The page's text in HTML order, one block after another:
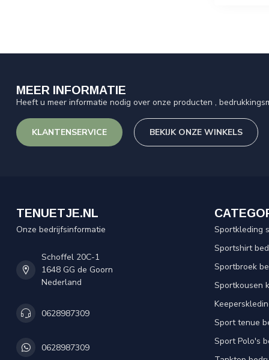
MEER INFORMATIE
Heeft u meer informatie nodig over onze producten ,
KLANTENSERVICE BEKIJK ONZE WINKELS
TENUETJE.NL
Onze bedrijfsinformatie
Schoffel 20C-1
1648 GG de Goorn
Nederland
0628987309
0628987309
Sportkleding
Sportshirt
Sportbroek
Sportkousen
Sport tenue
Sport Polo's